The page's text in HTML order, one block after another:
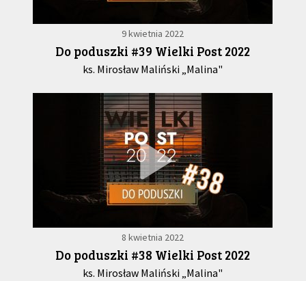
9 kwietnia 2022
Do poduszki #39 Wielki Post 2022
ks. Mirosław Maliński „Malina"
8 kwietnia 2022
Do poduszki #38 Wielki Post 2022
ks. Mirosław Maliński „Malina"